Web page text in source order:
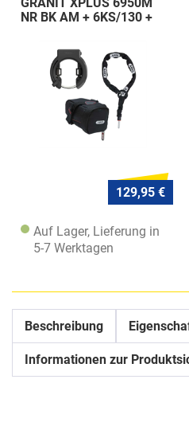
GRANIT XPLUS 6950M
NR BK AM + 6KS/130 +
129,95 €
Auf Lager, Lieferung in
5-7 Werktagen
Beschreibung
Informationen zur